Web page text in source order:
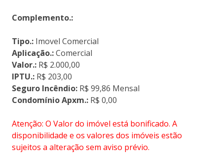
Complemento.:
Tipo.: Imovel Comercial
Aplicação.:Comercial
Valor.: R$ 2.000,00
IPTU.: R$ 203,00
Seguro Incêndio: R$ 99,86 Mensal
Condomínio Apxm.: R$ 0,00
Atenção: O Valor do imóvel está bonificado. A
disponibilidade e os valores dos imóveis estão
sujeitos a alteração sem aviso prévio.